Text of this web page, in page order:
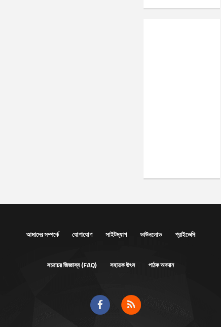
like this website. Best of
luck!
আমাদের সম্পর্কে যোগাযোগ সাইটম্যাপ ডাউনলোড প্রাইভেসি
সচরাচর জিজ্ঞাস্য (FAQ) সহায়ক উৎস পাঠক অবদান